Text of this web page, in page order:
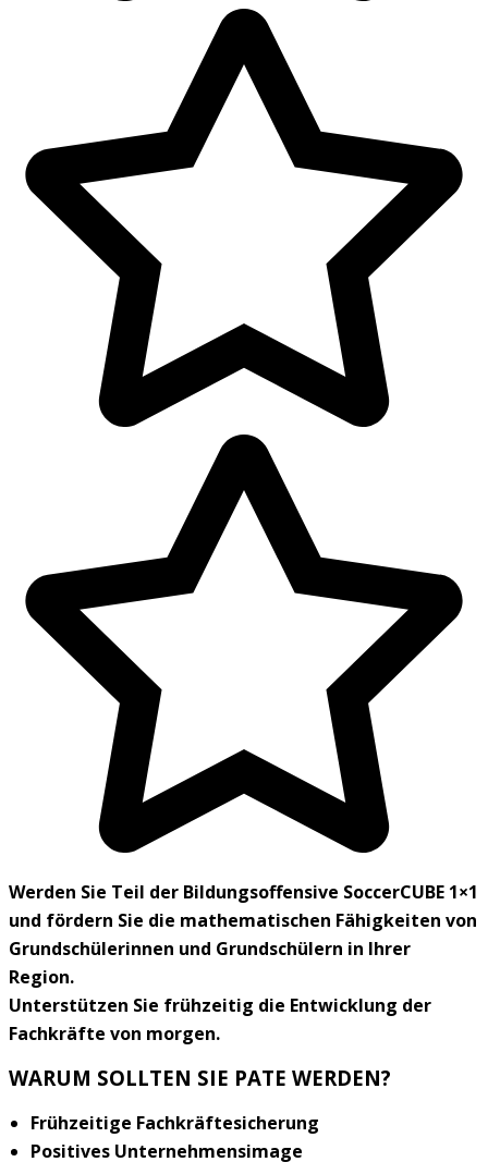
Werden Sie Teil der Bildungsoffensive SoccerCUBE 1×1
und fördern Sie die mathematischen Fähigkeiten von
Grundschülerinnen und Grundschülern in Ihrer
Region.
Unterstützen Sie frühzeitig die Entwicklung der
Fachkräfte von morgen.
WARUM SOLLTEN SIE PATE WERDEN?
Frühzeitige Fachkräftesicherung
Positives Unternehmensimage